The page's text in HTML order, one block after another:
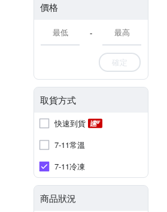
價格
-
確定
取貨方式
快速到貨
7-11常溫
7-11冷凍
商品狀況